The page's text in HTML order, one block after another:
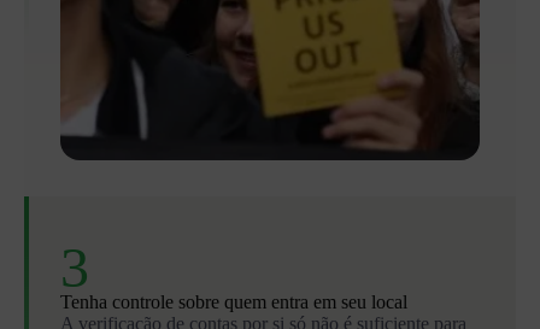
3
Tenha controle sobre quem entra em seu local
A verificação de contas por si só não é suficiente para